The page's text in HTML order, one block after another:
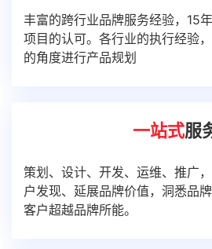
丰富的跨行业品牌服务经验，15
项目的认可。各行业的执行经验
的角度进行产品规划
一站式服
策划、设计、开发、运维、推广
户发现、延展品牌价值，洞悉品
客户超越品牌所能。